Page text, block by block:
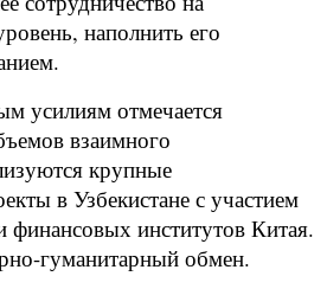
наполнить его
усилиям отмечается
взаимного
крупные
в Узбекистане с участием
институтов Китая.
гуманитарный обмен.